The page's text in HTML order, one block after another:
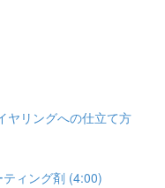
ヤリングへの仕立て方
ィング剤 (4:00)